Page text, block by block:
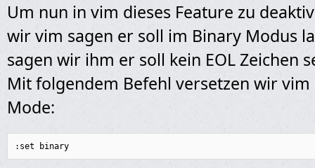
Um nun in vim dieses Feature zu
wir vim sagen er soll im Binary Modus
sagen wir ihm er soll kein EOL Zeichen
Mit folgendem Befehl versetzen wir
Mode:
:set binary